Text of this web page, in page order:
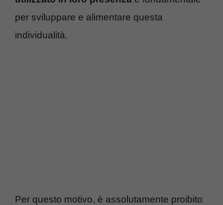
per sviluppare e alimentare questa
individualità.
Per questo motivo, è assolutamente proibito